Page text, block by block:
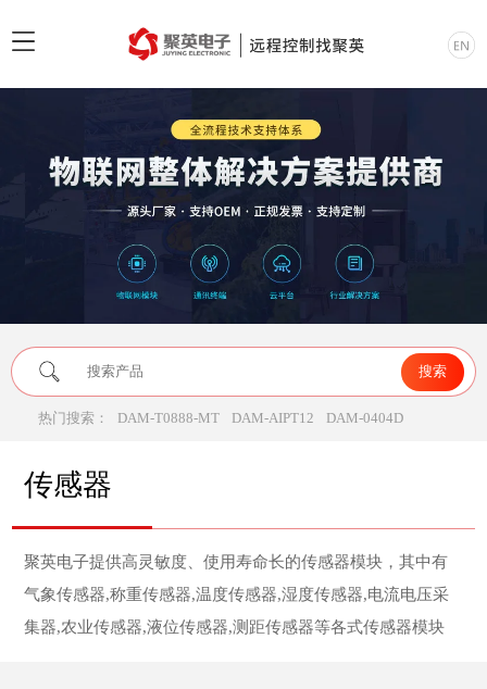
热门搜索： DAM-T0888-MT DAM-AIPT12 DAM-0404D
传感器
聚英电子提供高灵敏度、使用寿命长的传感器模块，其中有
气象传感器,称重传感器,温度传感器,湿度传感器,电流电压采
集器,农业传感器,液位传感器,测距传感器等各式传感器模块